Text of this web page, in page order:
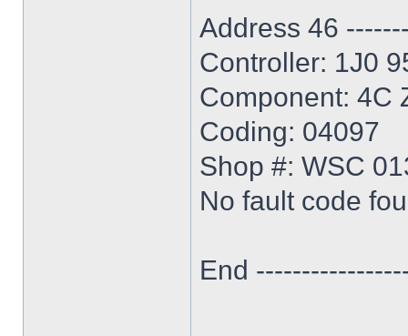
Address 46
Controller: 1J0
Component: 4C
Coding: 04097
Shop #: WSC
No fault code
End